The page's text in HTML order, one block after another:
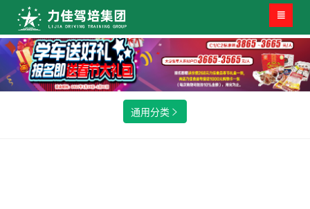

通用分类 